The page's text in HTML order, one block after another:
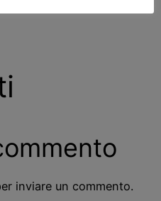
inviare un commento.